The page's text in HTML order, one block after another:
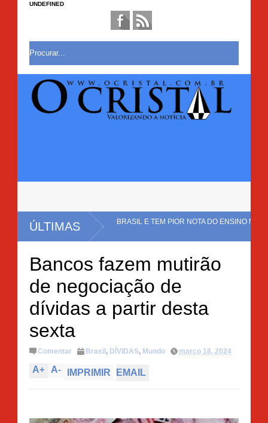
UNDEFINED
ÚLTIMAS
NO BRASIL E TEM PIOR NOTA DO ENSINO MÉDIO NO
Bancos fazem mutirão
de negociação de
dívidas a partir desta
sexta
Comentar Brasil, DÍVIDAS, Mundo março 18, 2024
A+ A- IMPRIMIR EMAIL